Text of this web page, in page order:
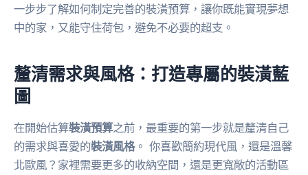
一步步了解如何制定完善的裝潢預算，讓你既能實現夢想
中的家，又能守住荷包，避免不必要的超支。
釐清需求與風格：打造專屬的裝潢藍
圖
在開始估算裝潢預算之前，最重要的第一步就是釐清自己
的需求與喜愛的裝潢風格。 你喜歡簡約現代風，還是溫馨
北歐風？家裡需要更多的收納空間，還是更寬敞的活動區